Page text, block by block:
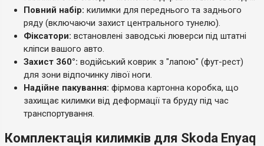
Повний набір: килимки для переднього та заднього
ряду (включаючи захист центрального тунелю).
Фіксатори: встановлені заводські люверси під штатні
кліпси вашого авто.
Захист 360°: водійський коврик з "лапою" (фут-рест)
для зони відпочинку лівої ноги.
Надійне пакування: фірмова картонна коробка, що
захищає килимки від деформації та бруду під час
транспортування.
Комплектація килимків для Skoda Enyaq